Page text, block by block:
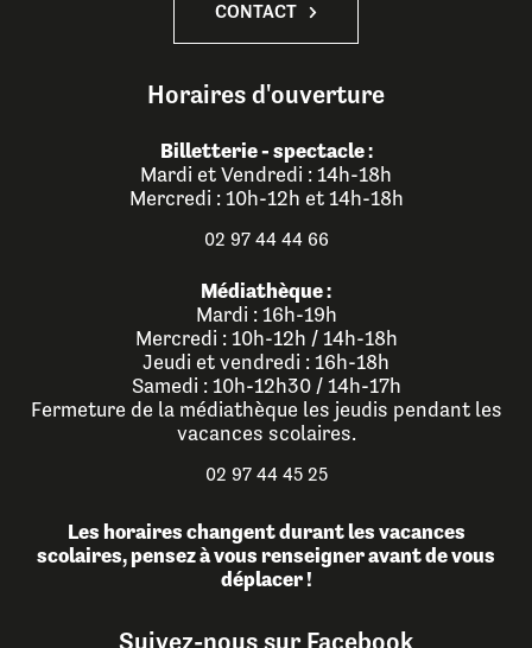
CONTACT
Horaires d'ouverture
Billetterie - spectacle :
Mardi et Vendredi : 14h-18h
Mercredi : 10h-12h et 14h-18h
02 97 44 44 66
Médiathèque :
Mardi : 16h-19h
Mercredi : 10h-12h / 14h-18h
Jeudi et vendredi : 16h-18h
Samedi : 10h-12h30 / 14h-17h
Fermeture de la médiathèque les jeudis pendant les
vacances scolaires.
02 97 44 45 25
Les horaires changent durant les vacances
scolaires, pensez à vous renseigner avant de vous
déplacer !
Suivez-nous sur Facebook